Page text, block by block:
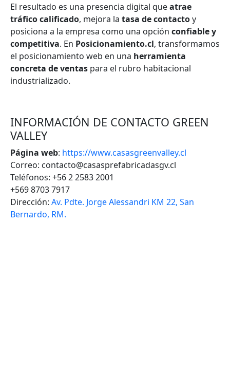
El resultado es una presencia digital queatrae
tráfico calificado, mejora la tasa de contactoy
posiciona a la empresa como una opción confiable y
competitiva. En Posicionamiento.cl, transformamos
el posicionamiento web en una herramienta
concreta de ventas para el rubro habitacional
industrializado.
INFORMACIÓN DE CONTACTO GREEN
VALLEY
Página web: https://www.casasgreenvalley.cl
Correo: contacto@casasprefabricadasgv.cl
Teléfonos: +56 2 2583 2001
+569 8703 7917
Dirección: Av. Pdte. Jorge Alessandri KM 22, San
Bernardo, RM.